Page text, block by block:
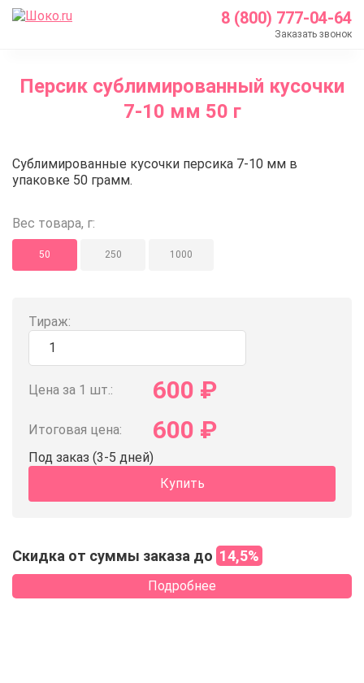
8 (800) 777-04-64
Заказать звонок
Каталог
Кондитерские ингредиенты
Персик сублимированный кусочки 7-10 мм 50 г
Персик сублимированный кусочки
7-10 мм 50 г
Персик сублимированный
Сублимированные кусочки персика 7-10 мм в
упаковке 50 грамм.
Вес товара, г:
50 250 1000
Тираж:
Цена за 1 шт.: 600 ₽
Итоговая цена: 600 ₽
Под заказ (3-5 дней)
Купить
Скидка от суммы заказа до 14,5%
Подробнее